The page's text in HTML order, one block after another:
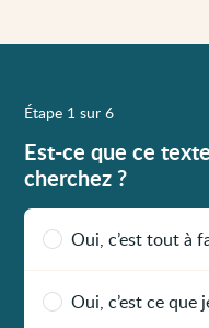
Étape 1 sur 6
Est-ce que ce
cherchez ?
Oui, c’est tout à
Oui, c’est ce que